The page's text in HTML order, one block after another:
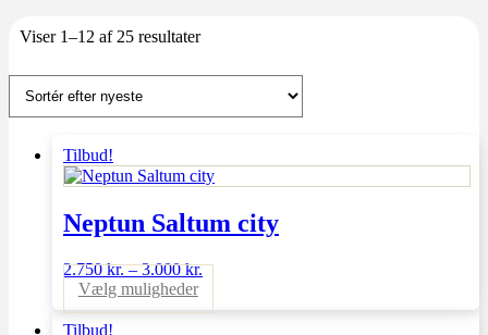
Viser 1–12 af 25 resultaterSorteret
seneste
Tilbud!
Neptun Saltum city
2.750kr.–3.000kr.
Vælg muligheder
vare
Tilbud!